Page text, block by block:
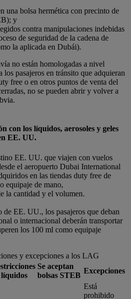
una bolsa hermética con precinto de
y
contra manipulaciones indebidas
de seguridad de la cadena de
la aplicada en Dubái).
no están homologadas a nivel
los pasajeros en tránsito que adquieran
free o en otros puntos de venta del
no se pueden abrir y volver a
con los líquidos, aerosoles y geles
EE. UU.
EE. UU. que viajen con vuelos
el aeropuerto Dubai International
en las tiendas duty free de
equipaje de mano,
la cantidad y el volumen.
de EE. UU., los pasajeros que deban
o internacional deberán transportar
los 100 ml como equipaje
y excepciones a los LAG
líquidos
Se aceptan
bolsas STEB
Excepciones
Está
prohibido